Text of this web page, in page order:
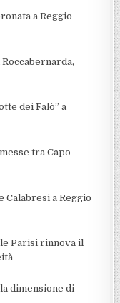
a Reggio
dei Falò” a
tra Capo
Calabresi a Reggio
Parisi rinnova il
dimensione di